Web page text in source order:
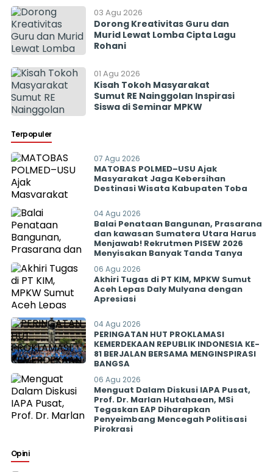
2026 Menyisakan Banyak
Tanda Tanya
03 Agu 2026
Dorong Kreativitas Guru dan
Murid Lewat Lomba Cipta Lagu
Rohani
01 Agu 2026
Kisah Tokoh Masyarakat
Sumut RE Nainggolan Inspirasi
Siswa di Seminar MPKW
Terpopuler
07 Agu 2026
MATOBAS POLMED–USU Ajak
Masyarakat Jaga Kebersihan
Destinasi Wisata Kabupaten Toba
04 Agu 2026
Balai Penataan Bangunan, Prasarana
dan kawasan Sumatera Utara Harus
Menjawab! Rekrutmen PISEW 2026
Menyisakan Banyak Tanda Tanya
06 Agu 2026
Akhiri Tugas di PT KIM, MPKW Sumut
Aceh Lepas Daly Mulyana dengan
Apresiasi
04 Agu 2026
PERINGATAN HUT PROKLAMASI
KEMERDEKAAN REPUBLIK INDONESIA KE-
81 BERJALAN BERSAMA MENGINSPIRASI
BANGSA
06 Agu 2026
Menguat Dalam Diskusi IAPA Pusat,
Prof. Dr. Marlan Hutahaean, MSi
Tegaskan EAP Diharapkan
Penyeimbang Mencegah Politisasi
Pirokrasi
Opini